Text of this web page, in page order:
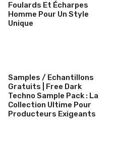
Foulards Et Écharpes
Homme Pour Un Style
Unique
Samples / Echantillons
Gratuits | Free Dark
Techno Sample Pack : La
Collection Ultime Pour
Producteurs Exigeants